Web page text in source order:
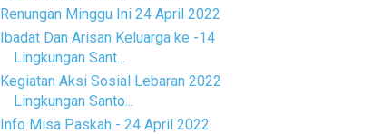
Renungan Minggu Ini 24 April 2022
Ibadat Dan Arisan Keluarga ke -14
Lingkungan Sant...
Kegiatan Aksi Sosial Lebaran 2022
Lingkungan Santo...
Info Misa Paskah - 24 April 2022